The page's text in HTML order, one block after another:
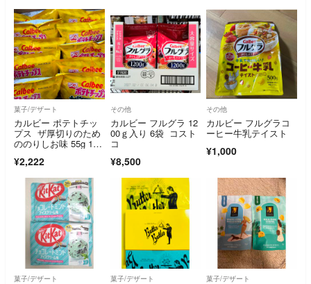
菓子/デザート
カルビー ポテトチッ
プス ザ厚切りのため
ののりしお味 55g 10
¥2,222
その他
カルビー フルグラ 12
00ｇ入り 6袋 コスト
コ
¥8,500
その他
カルビー フルグラコ
ーヒー牛乳テイスト
¥1,000
菓子/デザート 菓子/デザート 菓子/デザート